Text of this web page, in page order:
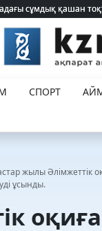
сұмдық қашан
сұмдық қашан
СПОРТ
жылы Әлімжеттік
ұсынды.